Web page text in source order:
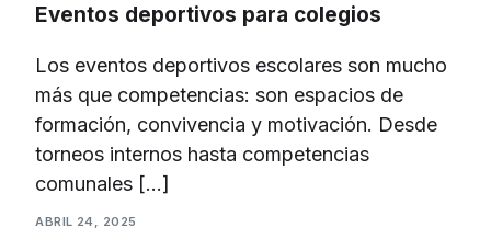
Eventos deportivos para colegios
Los eventos deportivos escolares son mucho
más que competencias: son espacios de
formación, convivencia y motivación. Desde
torneos internos hasta competencias
comunales […]
ABRIL 24, 2025